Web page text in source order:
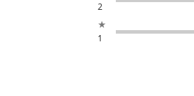
2
★
1